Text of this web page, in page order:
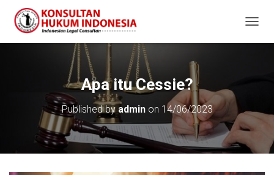
O
A
G
T
Apa itu Cessie?
Published by adminon 14/06/2023